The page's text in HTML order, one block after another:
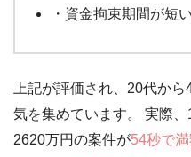
・資金拘束期間が短
上記が評価され、20代か
気を集めています。 実際
2620万円の案件が54秒で